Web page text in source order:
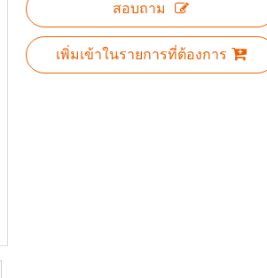
สอบถาม
เพิ่มเข้าในรายการที่ต้องการ